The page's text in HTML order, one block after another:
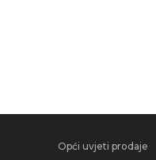
Opći uvjeti prodaje